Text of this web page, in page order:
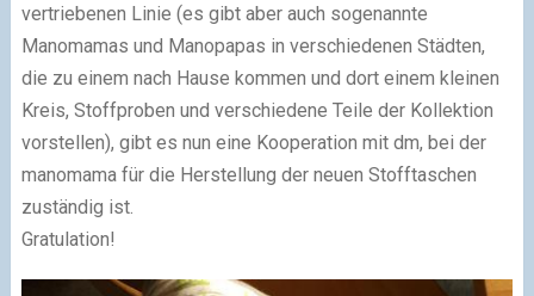
vertriebenen Linie (es gibt aber auch sogenannte
Manomamas und Manopapas in verschiedenen Städten,
die zu einem nach Hause kommen und dort einem kleinen
Kreis, Stoffproben und verschiedene Teile der Kollektion
vorstellen), gibt es nun eine Kooperation mit dm, bei der
manomama für die Herstellung der neuen Stofftaschen
zuständig ist.
Gratulation!